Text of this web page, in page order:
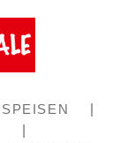
SPEISEN